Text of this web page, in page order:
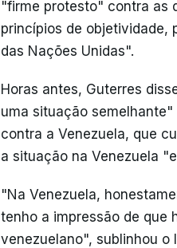
"firme protesto" contra as
princípios de objetividade,
das Nações Unidas".
Horas antes, Guterres
uma situação
contra a Venezuela, que
a situação na Venezuela
"Na Venezuela,
tenho a impressão de que
venezuelano", sublinhou o